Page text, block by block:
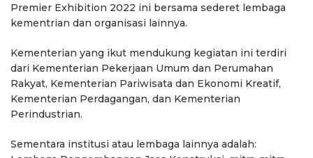
Premier Exhibition 2022 ini bersama sederet lembaga
kementrian dan organisasi lainnya.
Kementerian yang ikut mendukung kegiatan ini terdiri
dari Kementerian Pekerjaan Umum dan Perumahan
Rakyat, Kementerian Pariwisata dan Ekonomi Kreatif,
Kementerian Perdagangan, dan Kementerian
Perindustrian.
Sementara institusi atau lembaga lainnya adalah: